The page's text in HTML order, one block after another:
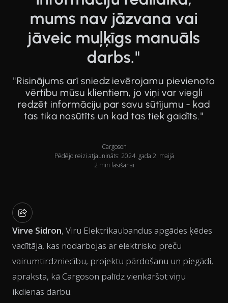
mums nav jāzvana vai
jāveic muļķīgs manuāls
darbs."
"Risinājums arī sniedz ievērojamu pievienoto
vērtību mūsu klientiem, jo viņi var viegli
redzēt informāciju par savu sūtījumu - kad
tas tika nosūtīts un kad tas tiek gaidīts."
Cargoson
Pēdējo reizi atjaunināts: 2024. gada 2. maijā
2 min lasīšanai
Virve Sidron, Viru Elektrikaubandus apgādes ķēdes
vadītāja, kas nodarbojas ar elektrisko preču
vairumtirdzniecību, projektu pārdošanu un piegādi,
apraksta, kā Cargoson palīdz vienkāršot viņu
ikdienas darbu.